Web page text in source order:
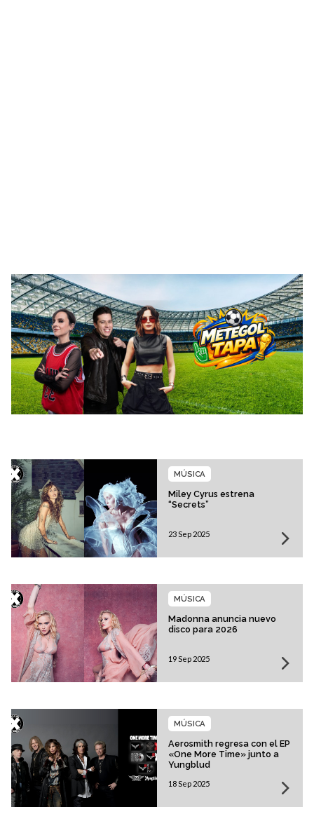
Miley Cyrus estrena
“Secrets”
MÚSICA
23 Sep 2025
Madonna anuncia nuevo
disco para 2026
MÚSICA
19 Sep 2025
Aerosmith regresa con el EP
«One More Time» junto a
Yungblud
MÚSICA
18 Sep 2025